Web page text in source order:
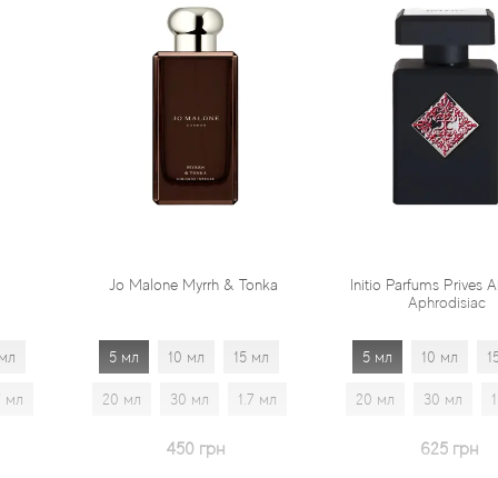
& Tonka
10 мл
мл
Initio Parfums Prives Absolute
5 мл 10 мл
20 мл 30 мл
5 мл
20